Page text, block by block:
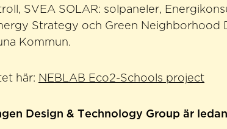
SVEA SOLAR: solpaneler,
Strategy och Green Neighborhood
Kommun.
här: NEBLAB Eco2-Schools project
Design & Technology Group är